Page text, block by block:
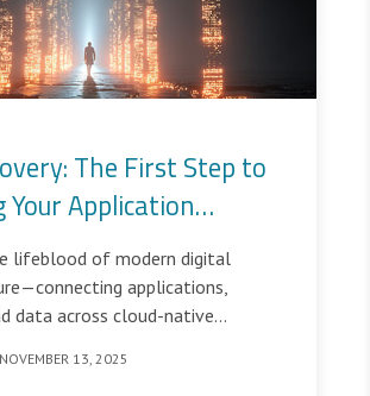
The First Step to
Your Application
lifeblood of modern digital
applications,
data across cloud-native
NOVEMBER 13, 2025